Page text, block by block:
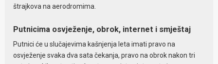
štrajkova na aerodromima.
Putnicima osvježenje, obrok, internet i smještaj
Putnici će u slučajevima kašnjenja leta imati pravo na
osvježenje svaka dva sata čekanja, pravo na obrok nakon tri